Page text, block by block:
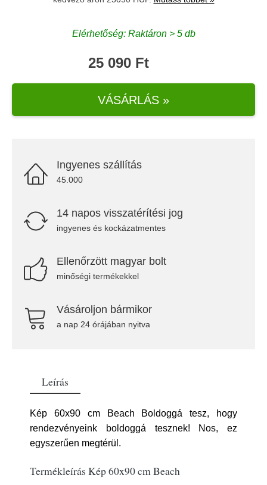
Elérhetőség: Raktáron > 5 db
25 090 Ft
VÁSÁRLÁS »
Ingyenes szállítás
45.000
14 napos visszatérítési jog
ingyenes és kockázatmentes
Ellenőrzött magyar bolt
minőségi termékekkel
Vásároljon bármikor
a nap 24 órájában nyitva
Leírás
Kép 60x90 cm Beach Boldoggá tesz, hogy
rendezvényeink boldoggá tesznek! Nos, ez
egyszerűen megtérül.
Termékleírás Kép 60x90 cm Beach